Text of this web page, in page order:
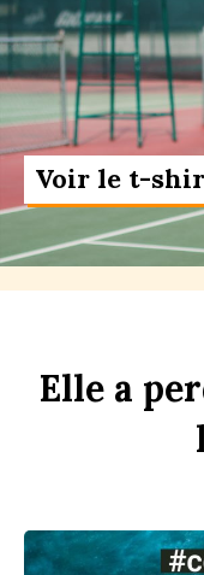
Voir le t-
Elle a